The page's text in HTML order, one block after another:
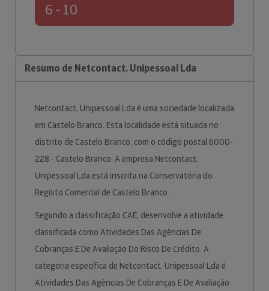
6 - 10
Resumo de Netcontact, Unipessoal Lda
Netcontact, Unipessoal Lda é uma sociedade localizada
em Castelo Branco. Esta localidade está situada no
distrito de Castelo Branco, com o código postal 6000-
228 - Castelo Branco. A empresa Netcontact,
Unipessoal Lda está inscrita na Conservatória do
Registo Comercial de Castelo Branco.
Segundo a classificação CAE, desenvolve a atividade
classificada como Atividades Das Agências De
Cobranças E De Avaliação Do Risco De Crédito. A
categoria específica de Netcontact, Unipessoal Lda é
Atividades Das Agências De Cobranças E De Avaliação